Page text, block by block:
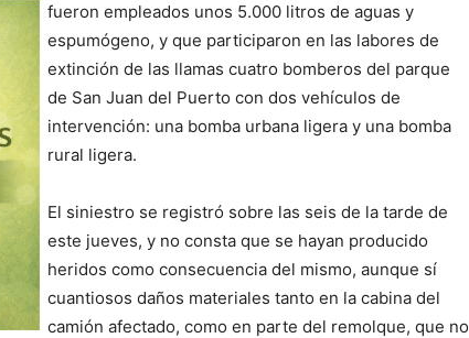
fueron empleados unos 5.000 litros de aguas y
espumógeno, y que participaron en las labores de
extinción de las llamas cuatro bomberos del parque
de San Juan del Puerto con dos vehículos de
intervención: una bomba urbana ligera y una bomba
rural ligera.
El siniestro se registró sobre las seis de la tarde de
este jueves, y no consta que se hayan producido
heridos como consecuencia del mismo, aunque sí
cuantiosos daños materiales tanto en la cabina del
camión afectado, como en parte del remolque, que no